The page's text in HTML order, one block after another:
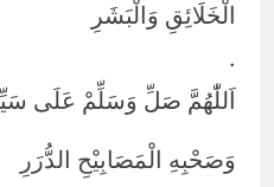
الْخَلَائِقِ وَالْبَشَرِ
.
اَللّٰهُمَّ صَلِّ وَسَلِّمْ عَلَى
وَصَحْبِهِ الْمَصَابِيْحِ الدُّرَرِ